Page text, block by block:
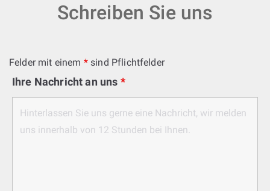
Schreiben Sie uns
Felder mit einem *sind Pflichtfelder
Ihre Nachricht an uns *